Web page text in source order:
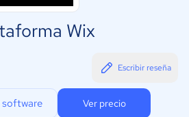
Wix
Escribir reseña
Ver precio